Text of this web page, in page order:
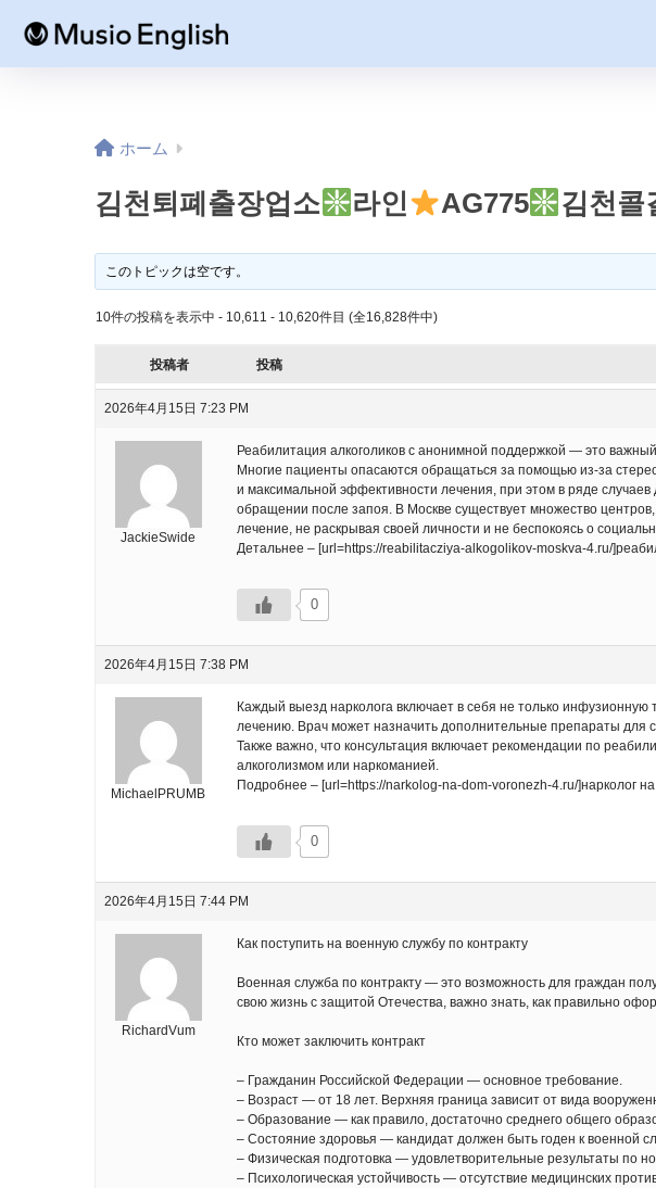
ホーム
김천퇴폐출장업소 라인 AG775 김천콜
このトピックは空です。
10件の投稿を表示中 - 10,611 - 10,620件目 (全16,828件中)
投稿者 投稿
2026年4月15日 7:23 PM
JackieSwide
Реабилитация алкоголиков с анонимной поддержкой — это
Многие пациенты опасаются обращаться за помощью из-за
и максимальной эффективности лечения, при этом в ряде
обращении после запоя. В Москве существует множество
лечение, не раскрывая своей личности и не беспокоясь о
Детальнее – [url=https://reabilitacziya-alkogolikov-moskva-4.ru/
0
2026年4月15日 7:38 PM
MichaelPRUMB
Каждый выезд нарколога включает в себя не только
лечению. Врач может назначить дополнительные препараты для
Также важно, что консультация включает рекомендации по
алкоголизмом или наркоманией.
Подробнее – [url=https://narkolog-na-dom-voronezh-4.ru/]нарколог
0
2026年4月15日 7:44 PM
RichardVum
Как поступить на военную службу по контракту
Военная служба по контракту — это возможность для граждан
свою жизнь с защитой Отечества, важно знать, как правильно
Кто может заключить контракт
– Гражданин Российской Федерации — основное требование.
– Возраст — от 18 лет. Верхняя граница зависит от вида
– Образование — как правило, достаточно среднего общего
– Состояние здоровья — кандидат должен быть годен к военной
– Физическая подготовка — удовлетворительные результаты по
– Психологическая устойчивость — отсутствие медицинских